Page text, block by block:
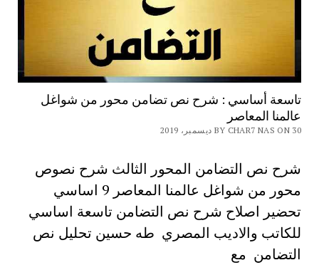
تاسعة أساسي : شرح نص تضامن محور من شواغل
عالمنا المعاصر
BY CHAR7 NAS ON 30 ديسمبر، 2019
شرح نص التضامن المحور الثالث شرح نصوص
محور من شواغل عالمنا المعاصر 9 اساسي
تحضير اصلاح شرح نص التضامن تاسعة اساسي
للكاتب والاديب المصري طه حسین تحليل نص
التضامن مع